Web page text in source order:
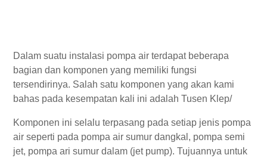
Dalam suatu instalasi pompa air terdapat beberapa
bagian dan komponen yang memiliki fungsi
tersendirinya. Salah satu komponen yang akan kami
bahas pada kesempatan kali ini adalah Tusen Klep/
Komponen ini selalu terpasang pada setiap jenis pompa
air seperti pada pompa air sumur dangkal, pompa semi
jet, pompa ari sumur dalam (jet pump). Tujuannya untuk